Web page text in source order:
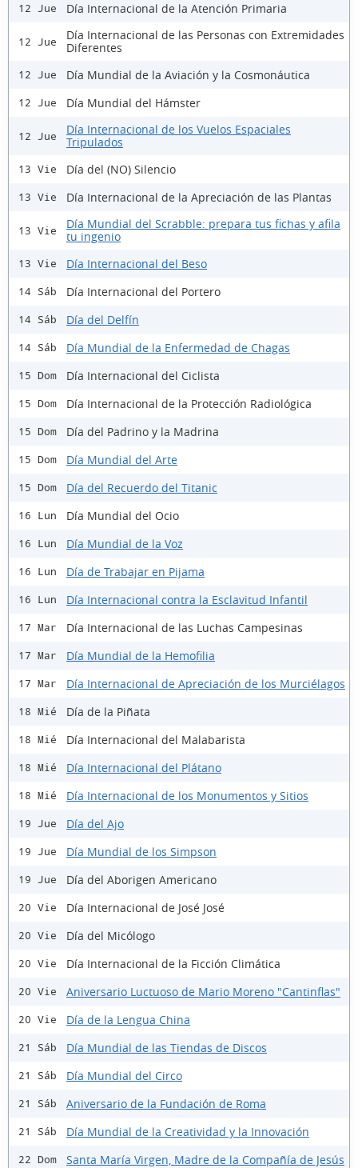
12 Jue Día Internacional de la Atención Primaria
12 Jue
Día Internacional de las Personas con Extremidades
Diferentes
12 Jue Día Mundial de la Aviación y la Cosmonáutica
12 Jue Día Mundial del Hámster
12 Jue
Día Internacional de los Vuelos Espaciales
Tripulados
13 Vie Día del (NO) Silencio
13 Vie Día Internacional de la Apreciación de las Plantas
13 Vie
Día Mundial del Scrabble: prepara tus fichas y afila
tu ingenio
13 Vie Día Internacional del Beso
14 Sáb Día Internacional del Portero
14 Sáb Día del Delfín
14 Sáb Día Mundial de la Enfermedad de Chagas
15 Dom Día Internacional del Ciclista
15 Dom Día Internacional de la Protección Radiológica
15 Dom Día del Padrino y la Madrina
15 Dom Día Mundial del Arte
15 Dom Día del Recuerdo del Titanic
16 Lun Día Mundial del Ocio
16 Lun Día Mundial de la Voz
16 Lun Día de Trabajar en Pijama
16 Lun Día Internacional contra la Esclavitud Infantil
17 Mar Día Internacional de las Luchas Campesinas
17 Mar Día Mundial de la Hemofilia
17 Mar Día Internacional de Apreciación de los Murciélagos
18 Mié Día de la Piñata
18 Mié Día Internacional del Malabarista
18 Mié Día Internacional del Plátano
18 Mié Día Internacional de los Monumentos y Sitios
19 Jue Día del Ajo
19 Jue Día Mundial de los Simpson
19 Jue Día del Aborigen Americano
20 Vie Día Internacional de José José
20 Vie Día del Micólogo
20 Vie Día Internacional de la Ficción Climática
20 Vie Aniversario Luctuoso de Mario Moreno "Cantinflas"
20 Vie Día de la Lengua China
21 Sáb Día Mundial de las Tiendas de Discos
21 Sáb Día Mundial del Circo
21 Sáb Aniversario de la Fundación de Roma
21 Sáb Día Mundial de la Creatividad y la Innovación
22 Dom Santa María Virgen, Madre de la Compañía de Jesús